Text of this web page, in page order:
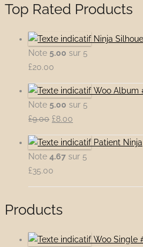
Top Rated Products
Ninja
Note 5.00 sur 5
£20.00
Woo Album
Note 5.00 sur 5
£9.00 Le
prix
initial
était :
£9.00.
£8.00
prix
actuel
est :
Patient Ninja
Note 4.67 sur 5
£35.00
Products
Woo Single